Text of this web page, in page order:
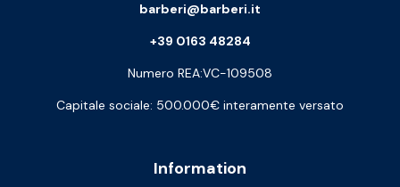
Information
barberi@barberi.it
+39 0163 48284
Numero REA:VC-109508
Capitale sociale: 500.000€ interamente versato